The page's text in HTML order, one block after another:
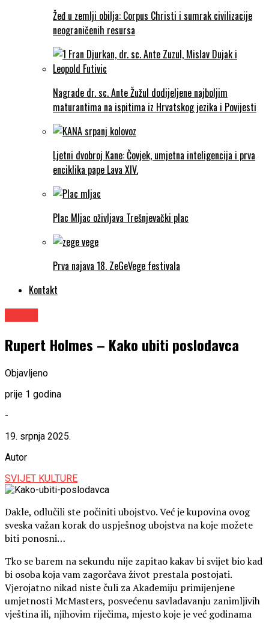
Žeđ u zemlji obilja: Corpus Christi i sumrak civilizacije
neograničenih resursa
Nagrade dr. sc. Ante Žužul dodijeljene najboljim
maturantima na ispitima iz Hrvatskog jezika i Povijesti
Ljetni dvobroj Kane: Čovjek, umjetna inteligencija i prva
enciklika pape Lava XIV.
Plac Mljac oživljava Trešnjevački plac
Prva najava 18. ZeGeVege festivala
Kontakt
Rupert Holmes – Kako ubiti poslodavca
Objavljeno
prije 1 godina
-
19. srpnja 2025.
Autor
SVIJET KULTURE
Dakle, odlučili ste počiniti ubojstvo. Već je kupovina ovog
sveska važan korak do uspješnog ubojstva na koje možete
biti ponosni…
Tko se barem na sekundu nije zapitao kakav bi svijet bio kad
bi osoba koja vam zagorčava život prestala postojati.
Vjerojatno nikad niste čuli za Akademiju primijenjene
umjetnosti McMasters, posvećenu savladavanju zanimljivih
vještina ili, njihovim riječima, mjesto koje je već godinama